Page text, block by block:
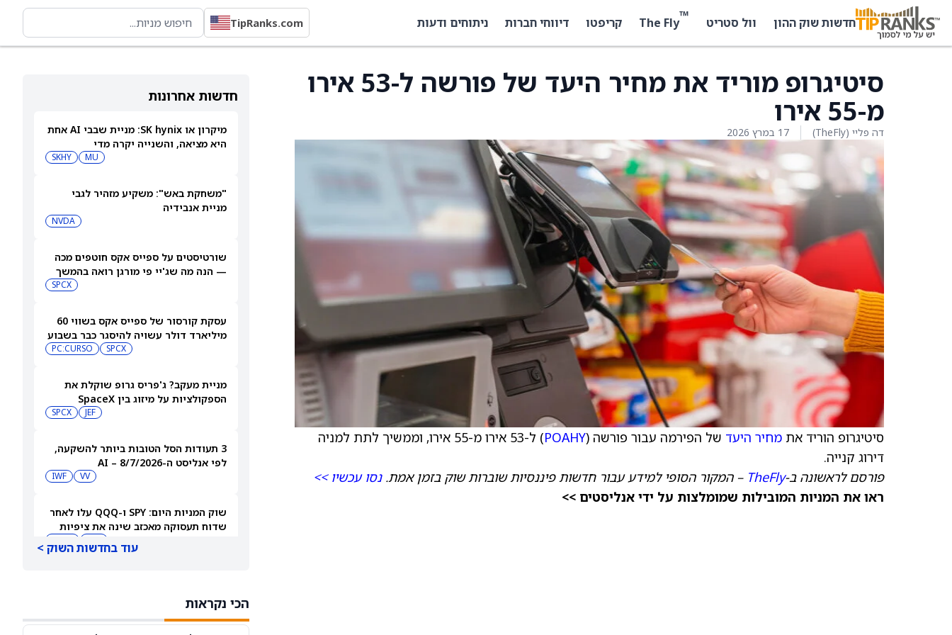
חדשות שוק ההון וול סטריט ™
The Fly קריפטו דיווחי חברות ניתוחים ודעות TipRanks.com
חדשות אחרונות
מיקרון או SK hynix: מניית שבבי AI אחת
היא מציאה, והשנייה יקרה מדי
MU
SKHY
"משחקת באש": משקיע מזהיר לגבי
מניית אנבידיה
NVDA
שורטיסטים על ספייס אקס חוטפים מכה
— הנה מה שג'יי פי מורגן רואה בהמשך
SPCX
עסקת קורסור של ספייס אקס בשווי 60
מיליארד דולר עשויה להיסגר כבר בשבוע
SPCX
PC:CURSO
מניית מעקב? ג'פריס גרופ שוקלת את
הספקולציות על מיזוג בין SpaceX
JEF
SPCX
3 תעודות הסל הטובות ביותר להשקעה,
לפי אנליסט ה-AI – 8/7/2026
VV
IWF
שוק המניות היום: SPY ו-QQQ עלו לאחר
שדוח תעסוקה מאכזב שינה את ציפיות
עוד בחדשות השוק >
הכי נקראות
סיטיגרופ מוריד את מחיר היעד של פורשה ל-53 אירו
מ-55 אירו
דה פליי (TheFly) 17 במרץ 2026
סיטיגרופ הוריד את מחיר היעד של הפירמה עבור פורשה (POAHY
) ל-53 אירו מ-55 אירו, וממשיך לתת למניה
דירוג קנייה.
פורסם לראשונה ב-TheFly – המקור הסופי למידע עבור חדשות פיננסיות שוברות שוק בזמן אמת.נסו עכשיו >>
ראו את המניות המובילות שמומלצות על ידי אנליסטים >>